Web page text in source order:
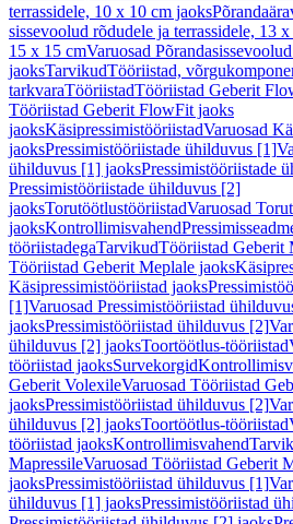
terrassidele, 10 x 10 cm jaoks
sissevoolud rõdudele ja terrassidele, 13
15 x 15 cmVaruosad
jaoksTarvikudTööriistad,
tarkvaraTööriistadTööriistad Geberit
Tööriistad Geberit FlowFit jaoks
jaoksKäsipressimistööriistadVaruosad
jaoksPressimistööriistade ühilduvus [1]
ühilduvus [1] jaoksPressimistööriistade
Pressimistööriistade ühilduvus [2]
jaoksTorutöötlustööriistadVaruosad
jaoksKontrollimisvahend
tööriistadegaTarvikudTööriistad Geberit
Tööriistad Geberit Meplale jaoks
Käsipressimistööriistad jaoks
[1]Varuosad Pressimistööriistad
jaoksPressimistööriistad ühilduvus [2]
ühilduvus [2] jaoksToortöötlus-tööriistad
tööriistad jaoksSurvekorgid
Geberit VolexileVaruosad Tööriistad
jaoksPressimistööriistad ühilduvus [2]
ühilduvus [2] jaoksToortöötlus-tööriistad
tööriistad jaoksKontrollimisvahend
MapressileVaruosad Tööriistad Geberit
jaoksPressimistööriistad ühilduvus [1]
ühilduvus [1] jaoksPressimistööriistad